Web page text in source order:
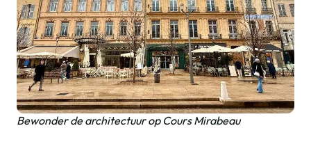
Bewonder de architectuur op Cours Mirabeau